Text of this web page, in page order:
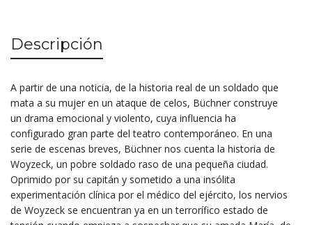
Descripción
A partir de una noticia, de la historia real de un soldado que
mata a su mujer en un ataque de celos, Büchner construye
un drama emocional y violento, cuya influencia ha
configurado gran parte del teatro contemporáneo. En una
serie de escenas breves, Büchner nos cuenta la historia de
Woyzeck, un pobre soldado raso de una pequeña ciudad.
Oprimido por su capitán y sometido a una insólita
experimentación clínica por el médico del ejército, los nervios
de Woyzeck se encuentran ya en un terrorífico estado de